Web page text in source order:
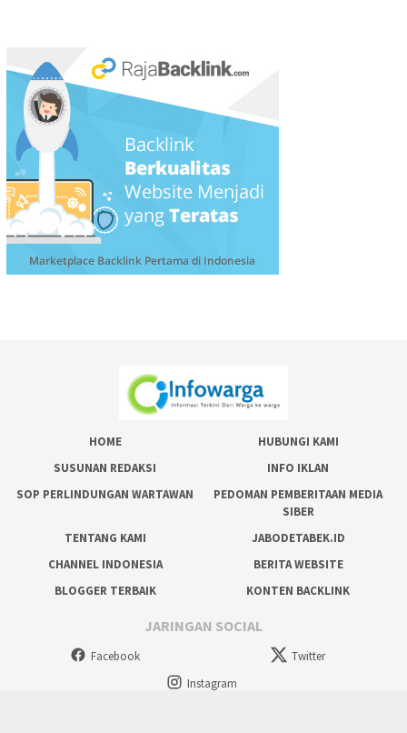
HOME
HUBUNGI KAMI
SUSUNAN REDAKSI
INFO IKLAN
SOP PERLINDUNGAN WARTAWAN
PEDOMAN PEMBERITAAN MEDIA
SIBER
TENTANG KAMI
JABODETABEK.ID
CHANNEL INDONESIA
BERITA WEBSITE
BLOGGER TERBAIK
KONTEN BACKLINK
JARINGAN SOCIAL
Facebook
Twitter
Instagram